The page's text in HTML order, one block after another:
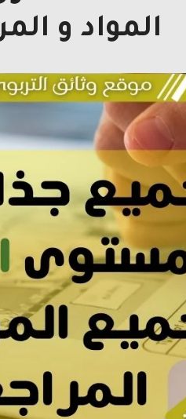
المواد و